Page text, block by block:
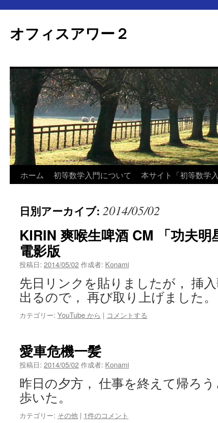
オフィスアワー２
ン
ツ
へ
ス
キ
ホーム 初等数学入門について 本サイト「初等数学
日別アーカイブ: 2014/05/02
KIRIN 爽喉生啤酒 CM 「功夫
電影版
投稿日: 2014/05/02作成者: Konami
先日リンクを貼りましたが， 挿
出るので， 再び取り上げました。
カテゴリー: YouTube から | コメントする
愛車危機一髪
投稿日: 2014/05/02作成者: Konami
昨日の夕方， 仕事を終えて帰ろ
歩いた。
カテゴリー: その他 | 1件のコメント